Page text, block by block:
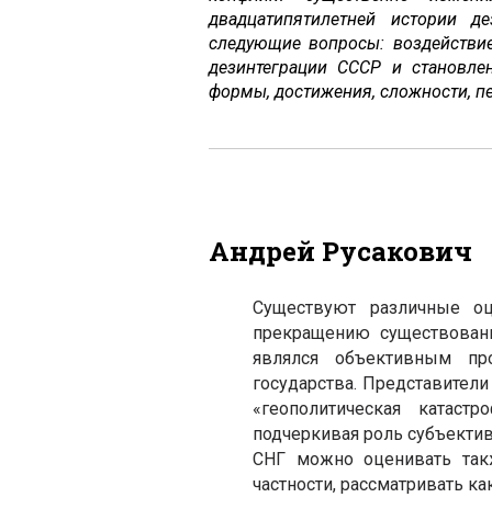
двадцатипятилетней истории
следующие вопросы:
дезинтеграции СССР и
формы, достижения, сложности,
Андрей Русакович
Существуют различные
прекращению
являлся объективным
государства.
«геополитическая
подчеркивая роль
СНГ можно оценивать
частности, рассматривать